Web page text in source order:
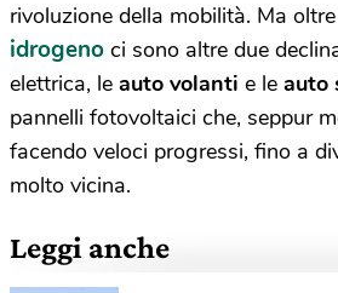
rivoluzione della mobilità. Ma
idrogeno ci sono altre due
elettrica, le auto volanti e le auto
pannelli fotovoltaici che, seppur
facendo veloci progressi, fino a
molto vicina.
Leggi anche